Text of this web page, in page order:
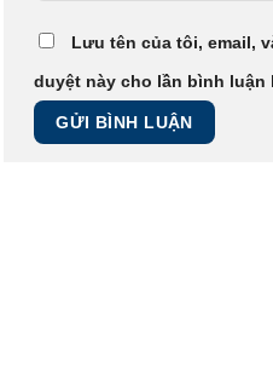
Lưu tên của tôi, email,
duyệt này cho lần bình luận